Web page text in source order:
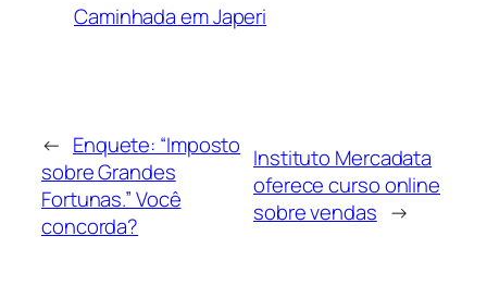
Caminhada em Japeri
← Enquete: “Imposto
sobre Grandes
Fortunas.” Você
concorda?
Instituto Mercadata
oferece curso online
sobre vendas →